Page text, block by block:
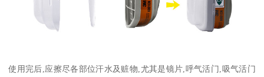
使用完后,应擦尽各部位汗水及赃物,尤其是镜片,呼气活门,吸气活门